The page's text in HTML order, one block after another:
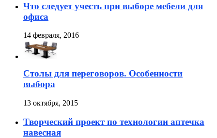
Что следует учесть при выборе мебели для
офиса
14 февраля, 2016
Столы для переговоров. Особенности
выбора
13 октября, 2015
Творческий проект по технологии аптечка
навесная